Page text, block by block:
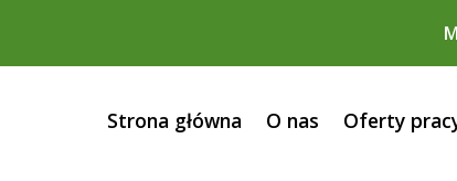
Strona główna O nas Oferty